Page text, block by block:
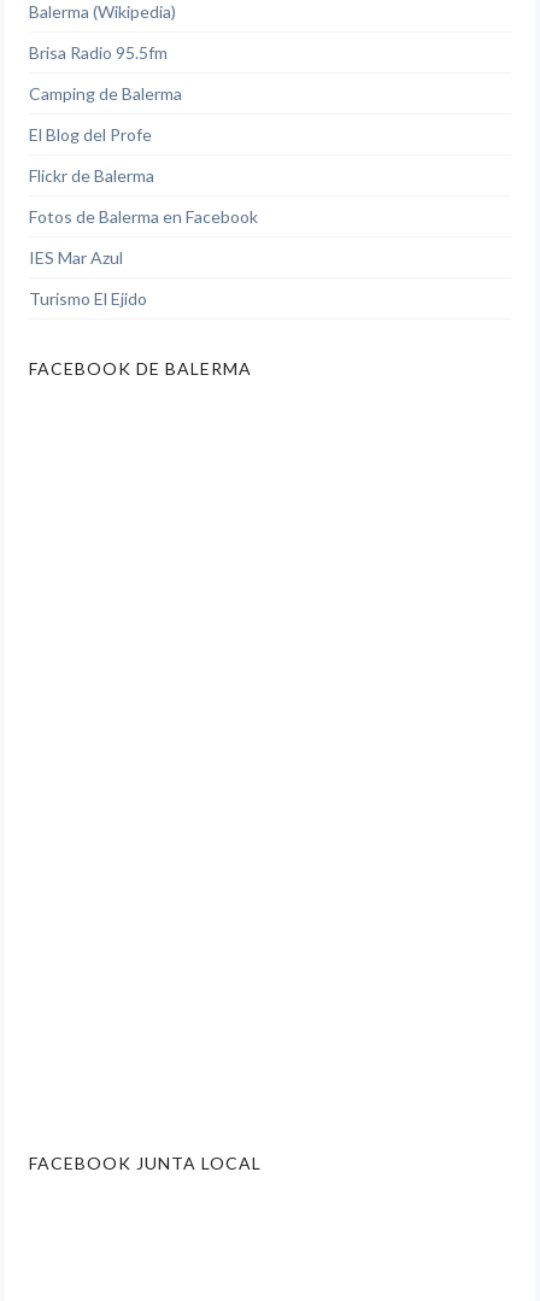
Balerma (Wikipedia)
Brisa Radio 95.5fm
Camping de Balerma
El Blog del Profe
Flickr de Balerma
Fotos de Balerma en Facebook
IES Mar Azul
Turismo El Ejido
FACEBOOK DE BALERMA
FACEBOOK JUNTA LOCAL